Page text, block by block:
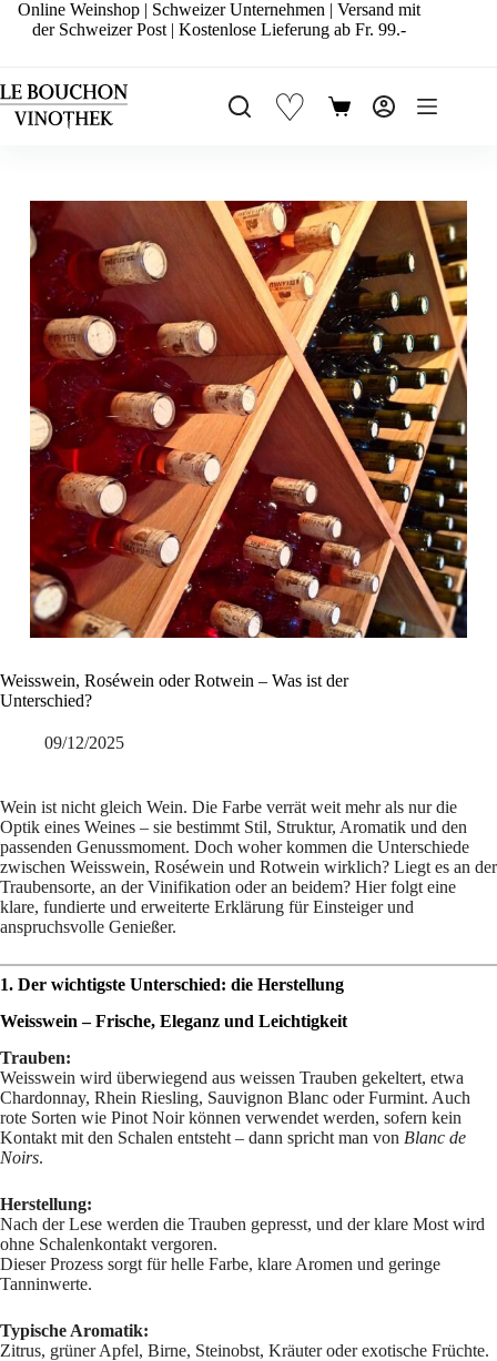
Zum
Inhalt
Online Weinshop | Schweizer Unternehmen | Versand mit
der Schweizer Post | Kostenlose Lieferung ab Fr. 99.-
♡ Warenkorb
Weisswein, Roséwein oder Rotwein – Was ist der
Unterschied?
09/12/2025
Wein ist nicht gleich Wein. Die Farbe verrät weit mehr als nur die
Optik eines Weines – sie bestimmt Stil, Struktur, Aromatik und den
passenden Genussmoment. Doch woher kommen die Unterschiede
zwischen Weisswein, Roséwein und Rotwein wirklich? Liegt es an der
Traubensorte, an der Vinifikation oder an beidem? Hier folgt eine
klare, fundierte und erweiterte Erklärung für Einsteiger und
anspruchsvolle Genießer.
1. Der wichtigste Unterschied: die Herstellung
Weisswein – Frische, Eleganz und Leichtigkeit
Trauben:
Weisswein wird überwiegend aus weissen Trauben gekeltert, etwa
Chardonnay, Rhein Riesling, Sauvignon Blanc oder Furmint. Auch
rote Sorten wie Pinot Noir können verwendet werden, sofern kein
Kontakt mit den Schalen entsteht – dann spricht man von Blanc de
Noirs.
Herstellung:
Nach der Lese werden die Trauben gepresst, und der klare Most wird
ohne Schalenkontakt vergoren.
Dieser Prozess sorgt für helle Farbe, klare Aromen und geringe
Tanninwerte.
Typische Aromatik:
Zitrus, grüner Apfel, Birne, Steinobst, Kräuter oder exotische Früchte.